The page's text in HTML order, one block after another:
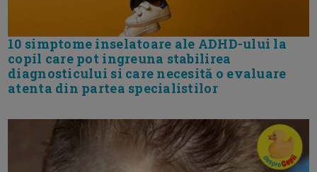
10 simptome inselatoare ale ADHD-ului la
copil care pot ingreuna stabilirea
diagnosticului si care necesită o evaluare
atenta din partea specialistilor